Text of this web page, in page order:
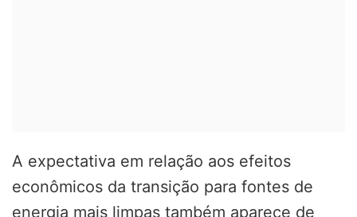
A expectativa em relação aos efeitos
econômicos da transição para fontes de
energia mais limpas também aparece de